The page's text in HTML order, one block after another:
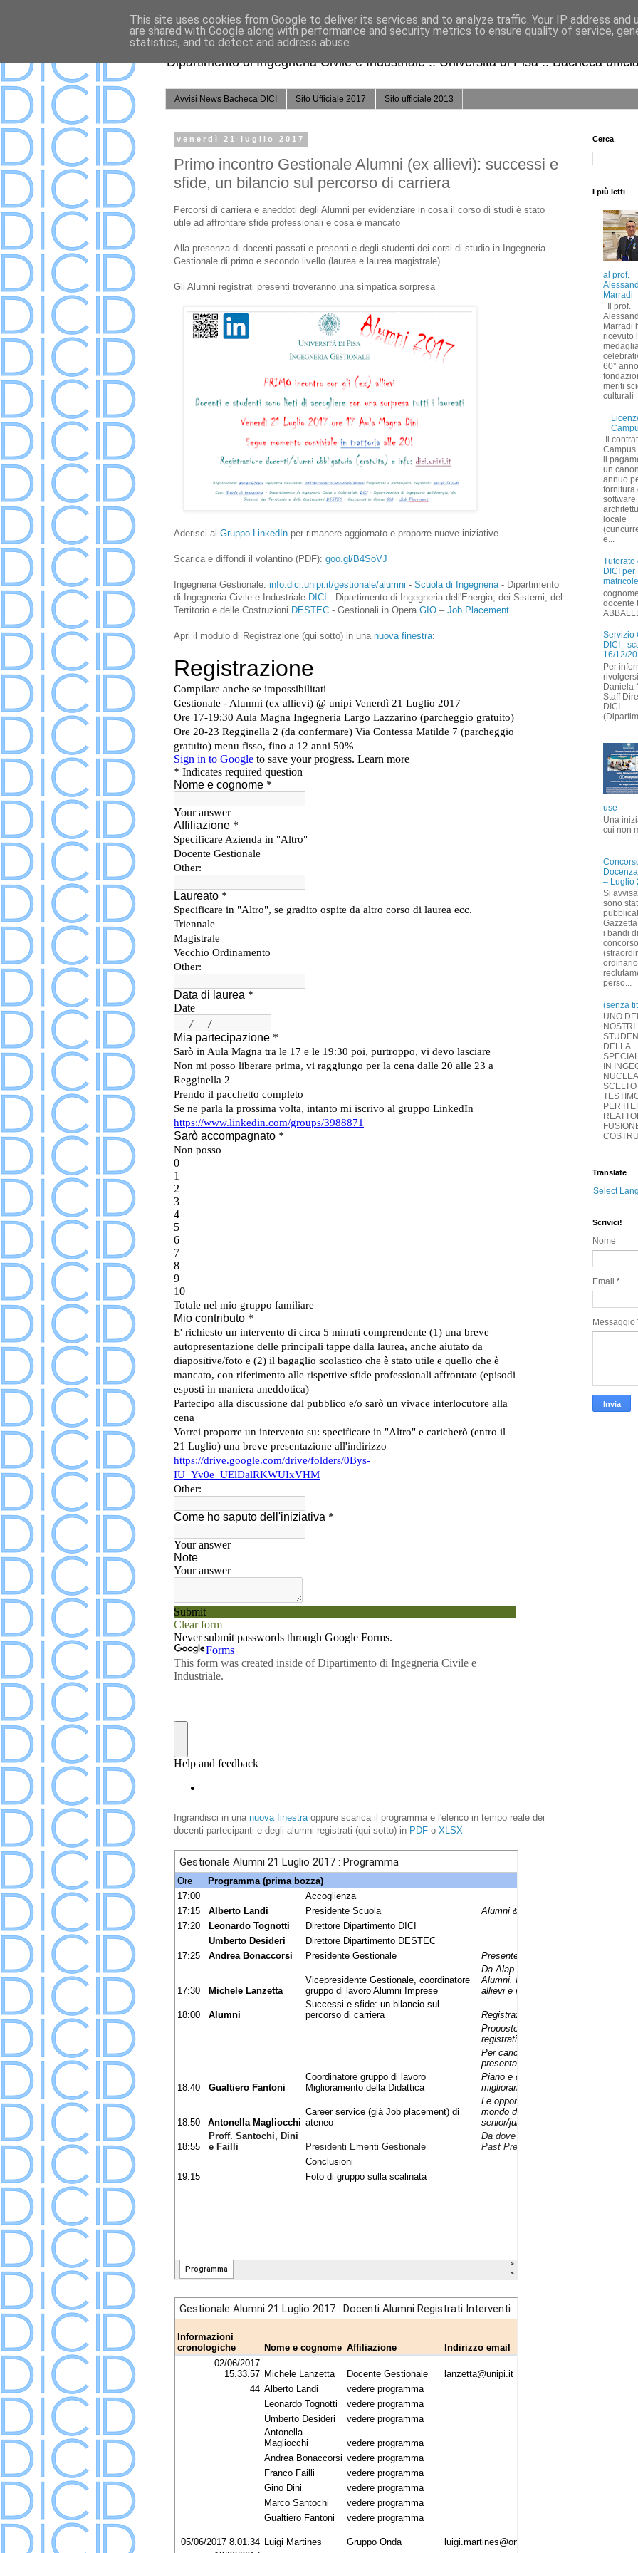
Dipartimento di Ingegneria Civile e Industriale :: Università di Pisa :: Bacheca
Avvisi News Bacheca DICI Sito Ufficiale 2017 Sito ufficiale 2013
venerdì 21 luglio 2017
Primo incontro Gestionale Alumni (ex allievi): successi e
sfide, un bilancio sul percorso di carriera
Percorsi di carriera e aneddoti degli Alumni per evidenziare in cosa il corso di studi è stato
utile ad affrontare sfide professionali e cosa è mancato
Alla presenza di docenti passati e presenti e degli studenti dei corsi di studio in Ingegneria
Gestionale di primo e secondo livello (laurea e laurea magistrale)
Gli Alumni registrati presenti troveranno una simpatica sorpresa
Aderisci al Gruppo LinkedIn per rimanere aggiornato e proporre nuove iniziative
Scarica e diffondi il volantino (PDF): goo.gl/B4SoVJ
Ingegneria Gestionale: info.dici.unipi.it/gestionale/alumni - Scuola di Ingegneria- Dipartimento
di Ingegneria Civile e Industriale DICI - Dipartimento di Ingegneria dell'Energia, dei Sistemi, del
Territorio e delle Costruzioni DESTEC - Gestionali in Opera GIO – Job Placement
Apri il modulo di Registrazione (qui sotto) in una nuova finestra:
Ingrandisci in una nuova finestraoppure scarica il programma e l'elenco in tempo reale dei
docenti partecipanti e degli alumni registrati (qui sotto) in PDF o XLSX
Cerca
I più letti
al prof.
Marradi
Il prof.
Marradi
ricevuto
60°
meriti
culturali
Il
Campus
il
un
annuo
fornitura
software
locale
e...
Tutorato
DICI per
docente
Servizio
DICI -
16/12/
Per
Daniela
Staff
DICI
use
Una
cui non
– Luglio
Si
sono
i bandi di
concorso
perso...
(senza
UNO DEI
NOSTRI
DELLA
IN
PER
Translate
Select
Scrivici!
Nome
Email *
Messaggio
This site uses cookies from Google to deliver its services and to analyze traffic. Your IP address and
are shared with Google along with performance and security metrics to ensure quality of service,
statistics, and to detect and address abuse.